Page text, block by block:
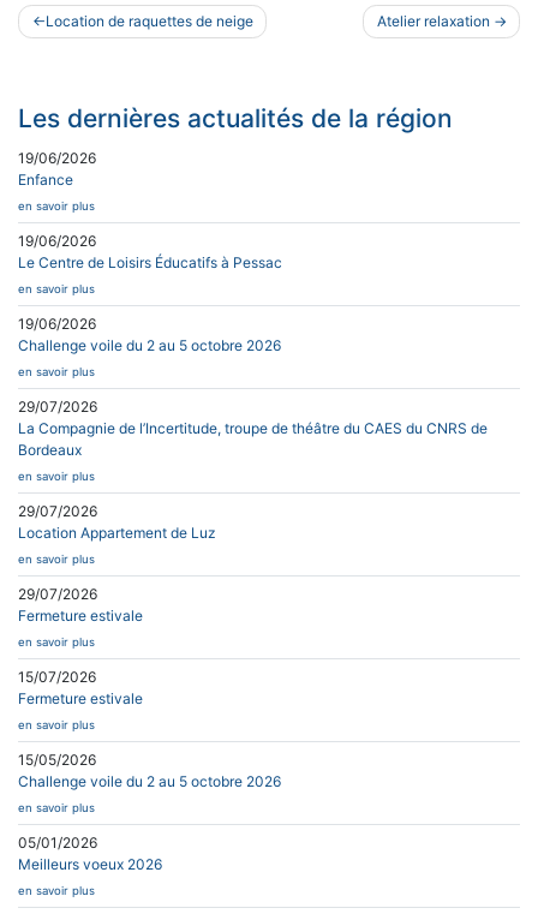
Navigation
de
Location de raquettes de neige Atelier relaxation
Les dernières actualités de la région
19/06/2026
Enfance
en savoir plus
19/06/2026
Le Centre de Loisirs Éducatifs à Pessac
en savoir plus
19/06/2026
Challenge voile du 2 au 5 octobre 2026
en savoir plus
29/07/2026
La Compagnie de l’Incertitude, troupe de théâtre du CAES du CNRS de
Bordeaux
en savoir plus
29/07/2026
Location Appartement de Luz
en savoir plus
29/07/2026
Fermeture estivale
en savoir plus
15/07/2026
Fermeture estivale
en savoir plus
15/05/2026
Challenge voile du 2 au 5 octobre 2026
en savoir plus
05/01/2026
Meilleurs voeux 2026
en savoir plus